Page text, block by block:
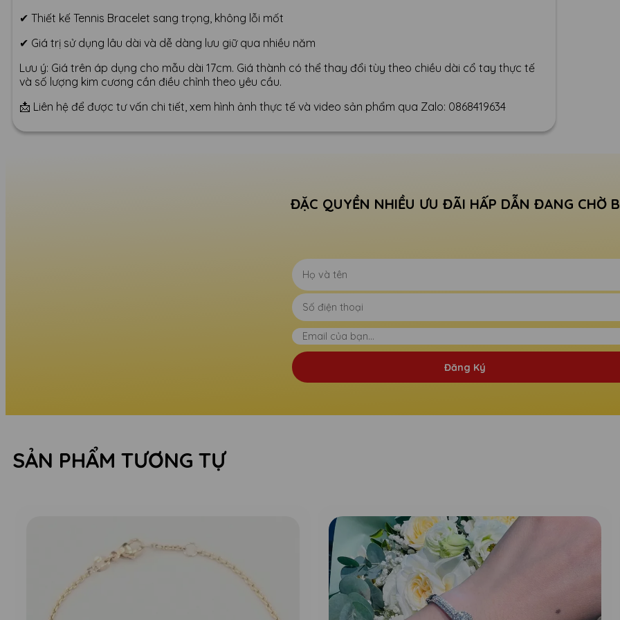
✔ Thiết kế Tennis Bracelet sang trọng, không lỗi mốt
✔ Giá trị sử dụng lâu dài và dễ dàng lưu giữ qua nhiều năm
Lưu ý: Giá trên áp dụng cho mẫu dài 17cm. Giá thành có thể thay đổi tùy theo chiều dài cổ tay thực tế
và số lượng kim cương cần điều chỉnh theo yêu cầu.
📩 Liên hệ để được tư vấn chi tiết, xem hình ảnh thực tế và video sản phẩm qua Zalo: 0868419634
ĐẶC QUYỀN NHIỀU ƯU ĐÃI HẤP DẪN ĐANG CHỜ
Đăng Ký
SẢN PHẨM TƯƠNG TỰ